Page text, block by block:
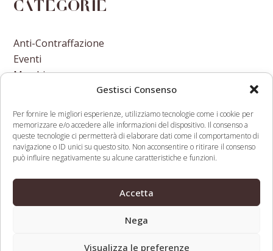
Gestisci Consenso
Per fornire le migliori esperienze, utilizziamo tecnologie come i cookie per
memorizzare e/o accedere alle informazioni del dispositivo. Il consenso a
queste tecnologie ci permetterà di elaborare dati come il comportamento di
navigazione o ID unici su questo sito. Non acconsentire o ritirare il consenso
può influire negativamente su alcune caratteristiche e funzioni.
Accetta
Nega
Visualizza le preferenze
Categorie
Anti-Contraffazione
Eventi
Marchi
previous
German Price-Comparison
Service Cites EU Antitrust
next
Namecheap